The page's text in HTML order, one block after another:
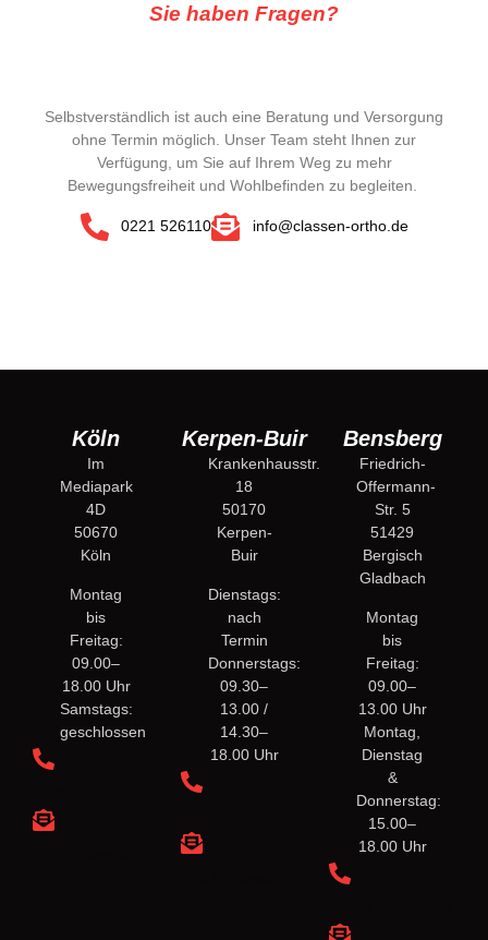
Sie haben Fragen?
Selbstverständlich ist auch eine Beratung und Versorgung
ohne Termin möglich. Unser Team steht Ihnen zur
Verfügung, um Sie auf Ihrem Weg zu mehr
Bewegungsfreiheit und Wohlbefinden zu begleiten.
0221 526110 info@classen-ortho.de
Köln
Im
Mediapark
4D
50670
Köln
Montag
bis
Freitag:
09.00–
18.00 Uhr
Samstags:
geschlossen
Kerpen-Buir
Krankenhausstr.
18
50170
Kerpen-
Buir
Dienstags:
nach
Termin
Donnerstags:
09.30–
13.00 /
14.30–
18.00 Uhr
Bensberg
Friedrich-
Offermann-
Str. 5
51429
Bergisch
Gladbach
Montag
bis
Freitag:
09.00–
13.00 Uhr
Montag,
Dienstag
&
Donnerstag:
15.00–
18.00 Uhr